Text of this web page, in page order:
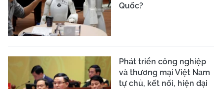
Quốc?
Phát triển công nghiệp
và thương mại Việt Nam
tự chủ, kết nối, hiện đại